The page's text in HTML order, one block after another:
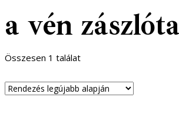
a vén
Összesen 1 találat